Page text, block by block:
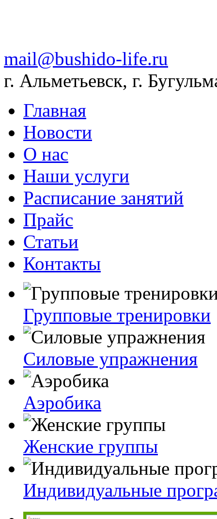
mail@bushido-life.ru
г. Альметьевск, г.
Главная
Новости
О нас
Наши услуги
Расписание занятий
Прайс
Статьи
Контакты
Групповые тренировки
Силовые упражнения
Аэробика
Женские группы
Индивидуальные